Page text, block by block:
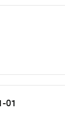
01